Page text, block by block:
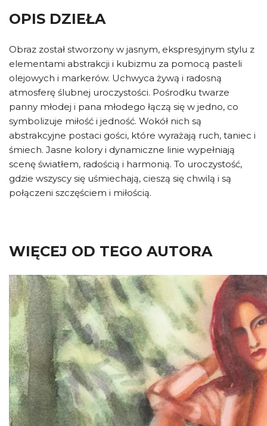
OPIS DZIEŁA
Obraz został stworzony w jasnym, ekspresyjnym stylu z
elementami abstrakcji i kubizmu za pomocą pasteli
olejowych i markerów. Uchwyca żywą i radosną
atmosferę ślubnej uroczystości. Pośrodku twarze
panny młodej i pana młodego łączą się w jedno, co
symbolizuje miłość i jedność. Wokół nich są
abstrakcyjne postaci gości, które wyrażają ruch, taniec i
śmiech. Jasne kolory i dynamiczne linie wypełniają
scenę światłem, radością i harmonią. To uroczystość,
gdzie wszyscy się uśmiechają, cieszą się chwilą i są
połączeni szczęściem i miłością.
WIĘCEJ OD TEGO AUTORA